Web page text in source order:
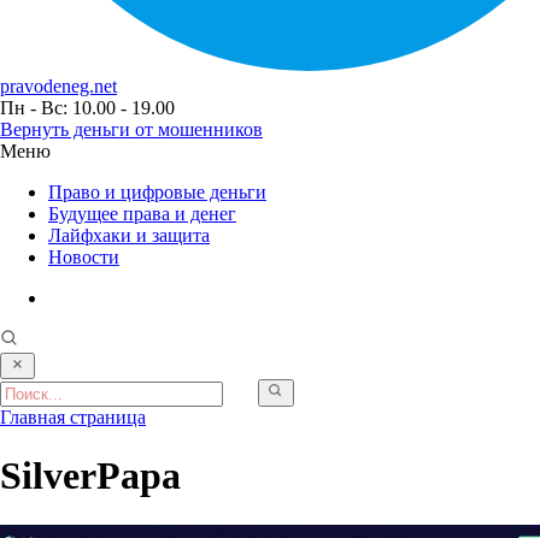
pravodeneg.net
Пн - Вс: 10.00 - 19.00
Вернуть деньги от мошенников
Меню
Право и цифровые деньги
Будущее права и денег
Лайфхаки и защита
Новости
Главная страница
SilverPapa